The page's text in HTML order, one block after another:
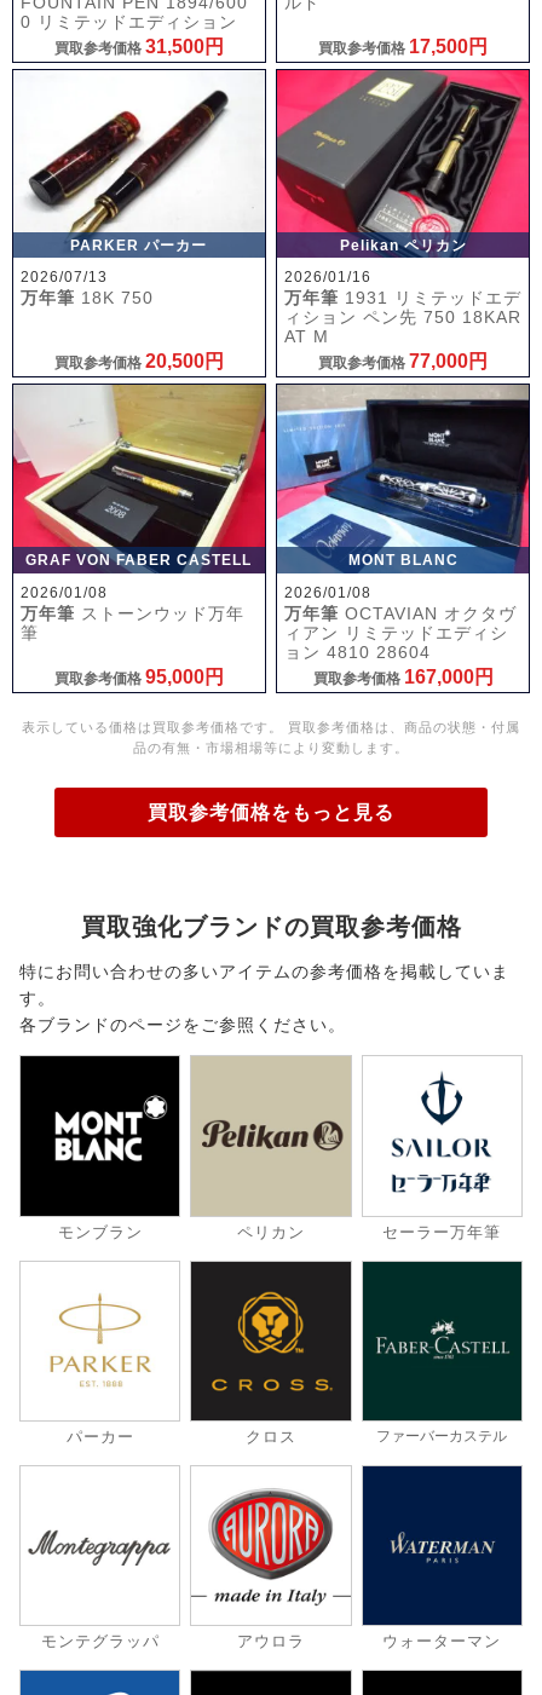
0 リミテッドエディション
買取参考価格 31,500円 買取参考価格 17,500円
PARKER パーカー
2026/07/13
万年筆 18K 750
買取参考価格 20,500円
Pelikan ペリカン
2026/01/16
万年筆 1931 リミテッドエデ
ィション ペン先 750 18KAR
AT M
買取参考価格 77,000円
GRAF VON FABER CASTELL
2026/01/08
万年筆 ストーンウッド万年
筆
買取参考価格 95,000円
MONT BLANC
2026/01/08
万年筆 OCTAVIAN オクタヴ
ィアン リミテッドエディシ
ョン 4810 28604
買取参考価格 167,000円
表示している価格は買取参考価格です。 買取参考価格は、商品の状態・付属
品の有無・市場相場等により変動します。
買取参考価格をもっと見る
買取強化ブランドの買取参考価格
特にお問い合わせの多いアイテムの参考価格を掲載していま
す。
各ブランドのページをご参照ください。
モンブラン ペリカン セーラー万年筆
パーカー クロス ファーバーカステル
モンテグラッパ アウロラ ウォーターマン